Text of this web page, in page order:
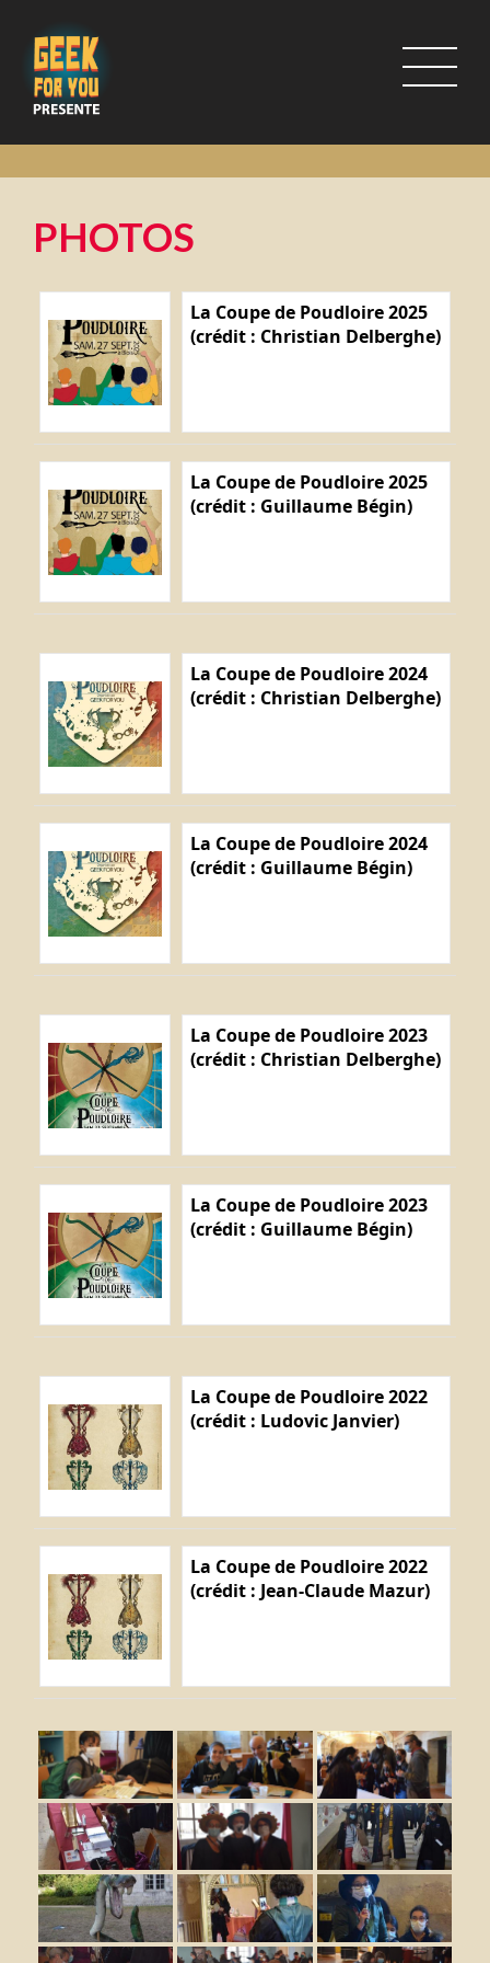
PHOTOS
La Coupe de Poudloire 2025
(crédit : Christian Delberghe)
La Coupe de Poudloire 2025
(crédit : Guillaume Bégin)
La Coupe de Poudloire 2024
(crédit : Christian Delberghe)
La Coupe de Poudloire 2024
(crédit : Guillaume Bégin)
La Coupe de Poudloire 2023
(crédit : Christian Delberghe)
La Coupe de Poudloire 2023
(crédit : Guillaume Bégin)
La Coupe de Poudloire 2022
(crédit : Ludovic Janvier)
La Coupe de Poudloire 2022
(crédit : Jean-Claude Mazur)